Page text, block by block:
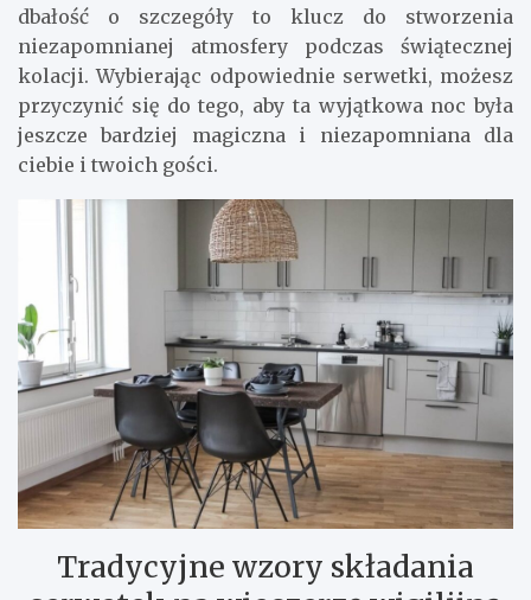
dbałość o szczegóły to klucz do stworzenia
niezapomnianej atmosfery podczas świątecznej
kolacji. Wybierając odpowiednie serwetki, możesz
przyczynić się do tego, aby ta wyjątkowa noc była
jeszcze bardziej magiczna i niezapomniana dla
ciebie i twoich gości.
Tradycyjne wzory składania